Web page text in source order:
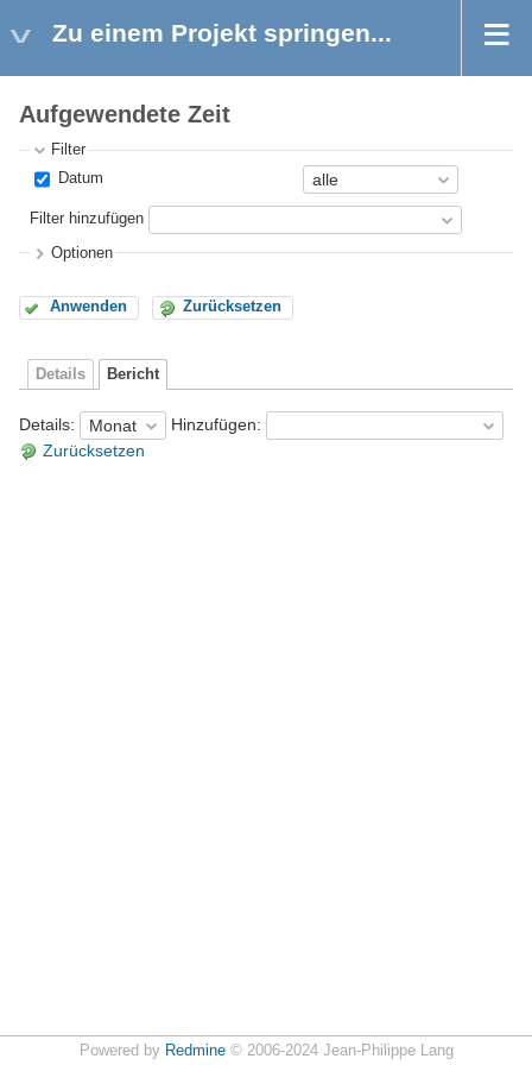
Zu einem Projekt springen...
Aufgewendete Zeit
Filter
Datum
Filter hinzufügen
Optionen
Anwenden Zurücksetzen
Details Bericht
Details: Hinzufügen:
Zurücksetzen
Powered by Redmine© 2006-2024 Jean-Philippe Lang